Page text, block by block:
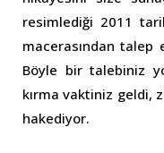
resimlediği 2011
macerasından talep
Böyle bir talebiniz
kırma vaktiniz geldi,
hakediyor.